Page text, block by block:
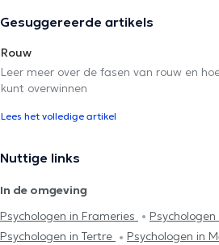
Gesuggereerde artikels
Rouw
Leer meer over de fasen van rouw en
kunt overwinnen
Lees het volledige artikel
Nuttige links
In de omgeving
Psychologen in Frameries
Psychologen
Psychologen in Tertre
Psychologen in